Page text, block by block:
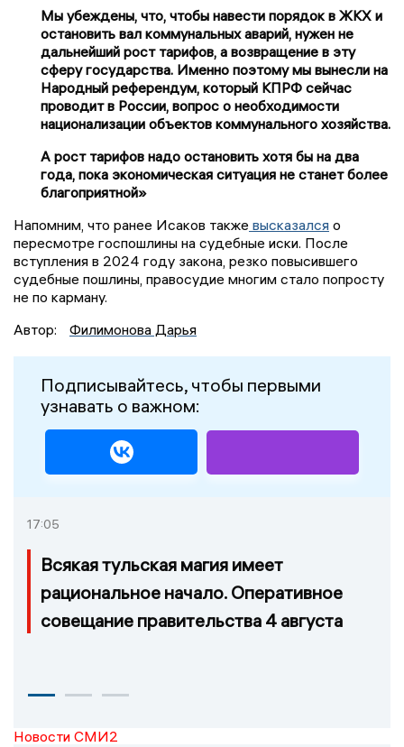
Мы убеждены, что, чтобы навести порядок в ЖКХ и
остановить вал коммунальных аварий, нужен не
дальнейший рост тарифов, а возвращение в эту
сферу государства. Именно поэтому мы вынесли на
Народный референдум, который КПРФ сейчас
проводит в России, вопрос о необходимости
национализации объектов коммунального хозяйства.
А рост тарифов надо остановить хотя бы на два
года, пока экономическая ситуация не станет более
благоприятной»
Напомним, что ранее Исаков также высказался о
пересмотре госпошлины на судебные иски. После
вступления в 2024 году закона, резко повысившего
судебные пошлины, правосудие многим стало попросту
не по карману.
Автор:
Филимонова Дарья
Подписывайтесь, чтобы первыми
узнавать о важном:
17:05
Всякая тульская магия имеет
рациональное начало. Оперативное
совещание правительства 4 августа
Новости СМИ2